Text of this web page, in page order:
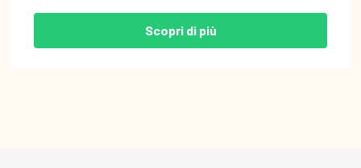
Scopri di più